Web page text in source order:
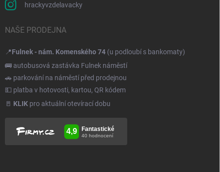
hrackyvzdelavacky
NAŠE PRODEJNA
📍Fulnek - nám. Komenského 74 (u podloubí s bankomaty)
🚌 autobusová zastávka Fulnek náměstí
🚗 parkování na náměstí před prodejnou
💵 platba v hotovosti, kartou, QR kódem
🚪 KLIK pro aktuální otevírací dobu